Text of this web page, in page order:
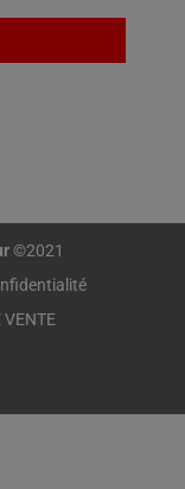
©2021
VENTE